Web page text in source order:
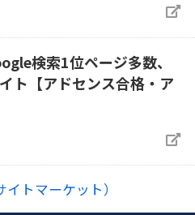
検索1位ページ多数、
ト【アドセンス合格・ア
トマーケット）